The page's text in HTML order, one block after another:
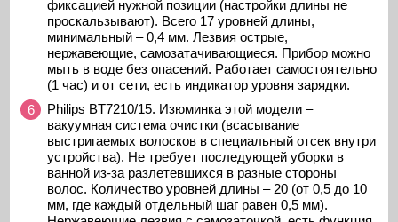
фиксацией нужной позиции (настройки длины не
проскальзывают). Всего 17 уровней длины,
минимальный – 0,4 мм. Лезвия острые,
нержавеющие, самозатачивающиеся. Прибор можно
мыть в воде без опасений. Работает самостоятельно
(1 час) и от сети, есть индикатор уровня зарядки.
Philips BT7210/15. Изюминка этой модели –
вакуумная система очистки (всасывание
выстригаемых волосков в специальный отсек внутри
устройства). Не требует последующей уборки в
ванной из-за разлетевшихся в разные стороны
волос. Количество уровней длины – 20 (от 0,5 до 10
мм, где каждый отдельный шаг равен 0,5 мм).